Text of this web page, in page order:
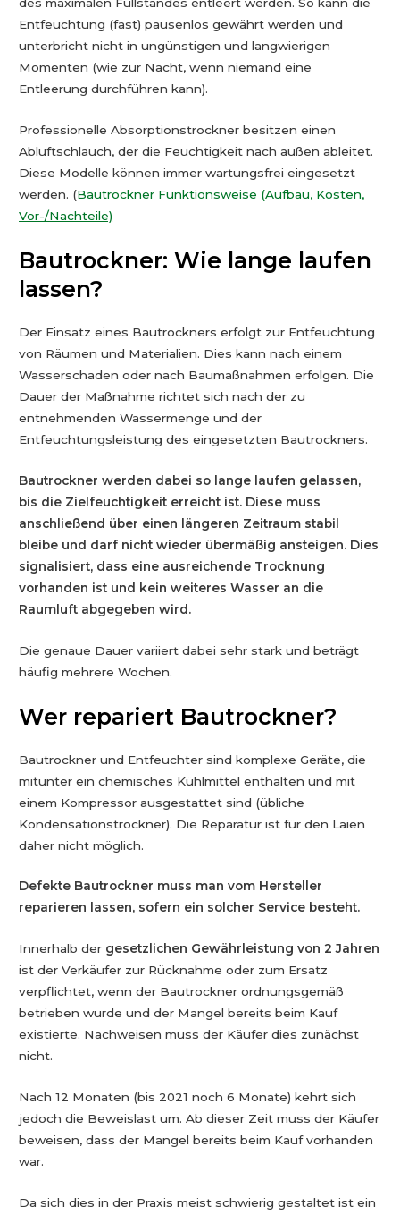
Entfeuchtung (fast) pausenlos gewährt werden und
unterbricht nicht in ungünstigen und langwierigen
Momenten (wie zur Nacht, wenn niemand eine
Entleerung durchführen kann).
Professionelle Absorptionstrockner besitzen einen
Abluftschlauch, der die Feuchtigkeit nach außen ableitet.
Diese Modelle können immer wartungsfrei eingesetzt
werden. (Bautrockner Funktionsweise (Aufbau, Kosten,
Vor-/Nachteile)
Bautrockner: Wie lange laufen
lassen?
Der Einsatz eines Bautrockners erfolgt zur Entfeuchtung
von Räumen und Materialien. Dies kann nach einem
Wasserschaden oder nach Baumaßnahmen erfolgen. Die
Dauer der Maßnahme richtet sich nach der zu
entnehmenden Wassermenge und der
Entfeuchtungsleistung des eingesetzten Bautrockners.
Bautrockner werden dabei so lange laufen gelassen,
bis die Zielfeuchtigkeit erreicht ist. Diese muss
anschließend über einen längeren Zeitraum stabil
bleibe und darf nicht wieder übermäßig ansteigen. Dies
signalisiert, dass eine ausreichende Trocknung
vorhanden ist und kein weiteres Wasser an die
Raumluft abgegeben wird.
Die genaue Dauer variiert dabei sehr stark und beträgt
häufig mehrere Wochen.
Wer repariert Bautrockner?
Bautrockner und Entfeuchter sind komplexe Geräte, die
mitunter ein chemisches Kühlmittel enthalten und mit
einem Kompressor ausgestattet sind (übliche
Kondensationstrockner). Die Reparatur ist für den Laien
daher nicht möglich.
Defekte Bautrockner muss man vom Hersteller
reparieren lassen, sofern ein solcher Service besteht.
Innerhalb der gesetzlichen Gewährleistung von 2 Jahren
ist der Verkäufer zur Rücknahme oder zum Ersatz
verpflichtet, wenn der Bautrockner ordnungsgemäß
betrieben wurde und der Mangel bereits beim Kauf
existierte. Nachweisen muss der Käufer dies zunächst
nicht.
Nach 12 Monaten (bis 2021 noch 6 Monate) kehrt sich
jedoch die Beweislast um. Ab dieser Zeit muss der Käufer
beweisen, dass der Mangel bereits beim Kauf vorhanden
war.
Da sich dies in der Praxis meist schwierig gestaltet ist ein